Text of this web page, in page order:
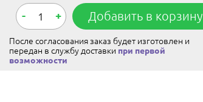
- + Добавить в корзину
После согласования заказ будет изготовлен и
передан в службу доставки при первой
возможности